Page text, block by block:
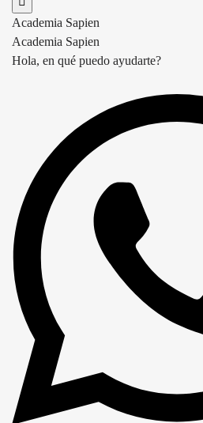
Academia Sapien
Academia Sapien
Hola, en qué puedo ayudarte?